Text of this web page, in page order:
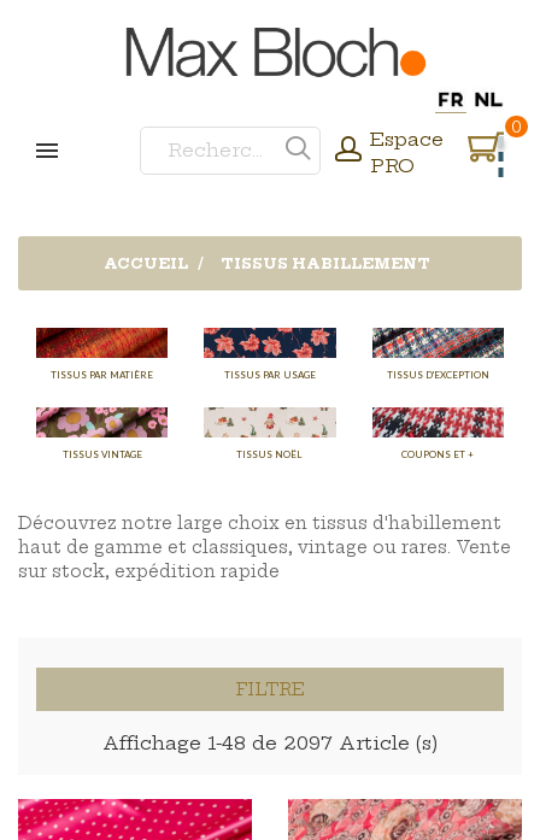
Espace
PRO
0
ACCUEIL TISSUS HABILLEMENT
TISSUS PAR MATIÈRE TISSUS PAR USAGE TISSUS D'EXCEPTION
TISSUS VINTAGE TISSUS NOËL COUPONS ET +
Découvrez notre large choix en tissus d'habillement
haut de gamme et classiques, vintage ou rares. Vente
sur stock, expédition rapide
FILTRE
Affichage 1-48 de 2097 Article (s)